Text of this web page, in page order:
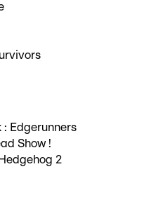
: Edgerunners
Show !
2